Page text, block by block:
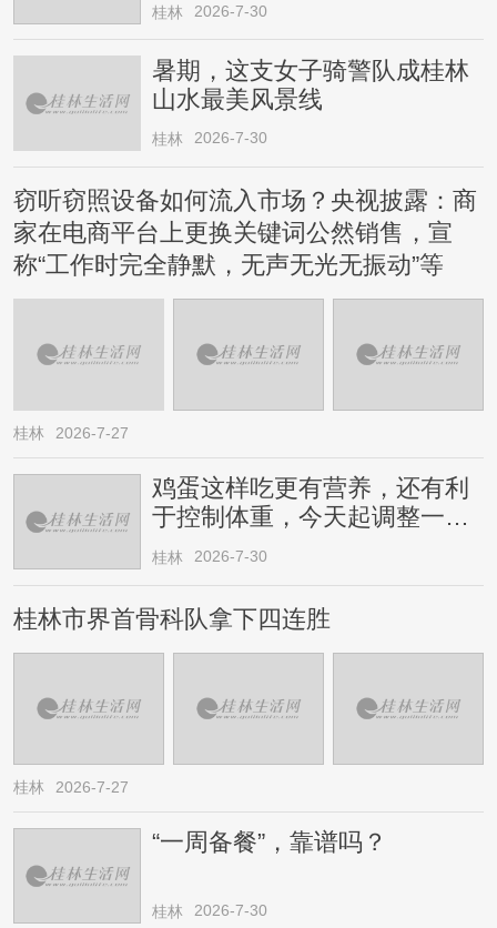
桂林 2026-7-30
暑期，这支女子骑警队成桂林
山水最美风景线
桂林 2026-7-30
窃听窃照设备如何流入市场？央视披露：商
家在电商平台上更换关键词公然销售，宣
称“工作时完全静默，无声无光无振动”等
桂林 2026-7-27
鸡蛋这样吃更有营养，还有利
于控制体重，今天起调整一下
→
桂林 2026-7-30
桂林市界首骨科队拿下四连胜
桂林 2026-7-27
“一周备餐”，靠谱吗？
桂林 2026-7-30